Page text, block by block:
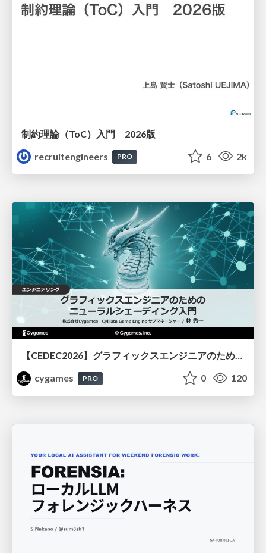
制約理論（ToC）入門 2026版
recruitengineers
PRO 6 2k
【CEDEC2026】グラフィックスエンジニアのためのニューラルシェーディング入門
cygames
PRO 0 120